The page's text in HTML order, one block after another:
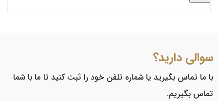
سوالی دارید؟
با ما تماس بگیرید یا شماره تلفن خود را ثبت کنید تا ما با شما
تماس بگیریم.